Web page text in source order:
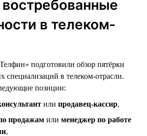
в телеком-
подготовили обзор пятёрки
специализаций в телеком-отрасли.
позиции:
или продавец-кассир,
продажам или менеджер по работе
,